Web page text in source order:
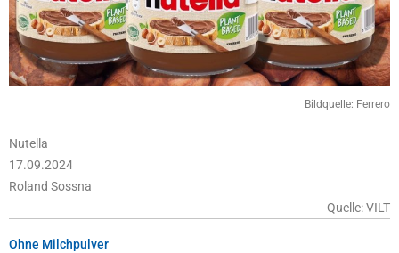
Bildquelle: Ferrero
Nutella
17.09.2024
Roland Sossna
Quelle: VILT
Ohne Milchpulver